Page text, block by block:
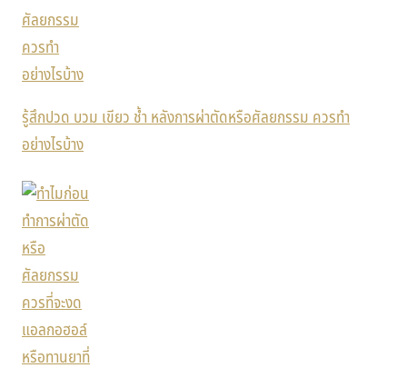
รู้สึกปวด บวม เขียว ช้ำ หลังการผ่าตัดหรือศัลยกรรม ควรทำ
อย่างไรบ้าง